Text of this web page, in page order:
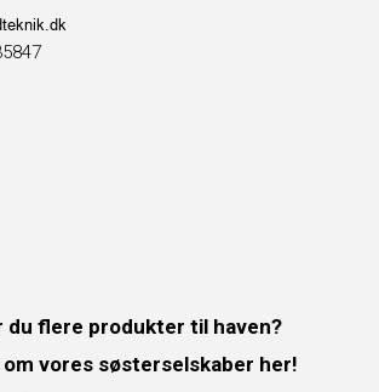
du flere produkter til haven?
vores søsterselskaber her!